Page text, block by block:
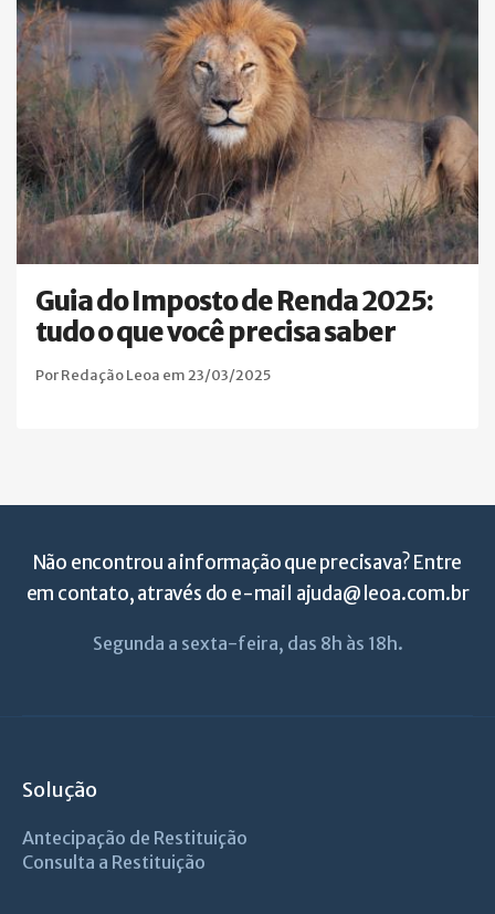
Guia do Imposto de Renda 2025:
tudo o que você precisa saber
Por Redação Leoa em 23/03/2025
Não encontrou a informação que precisava? Entre
em contato, através do e-mail ajuda@leoa.com.br
Segunda a sexta-feira, das 8h às 18h.
Solução
Antecipação de Restituição
Consulta a Restituição